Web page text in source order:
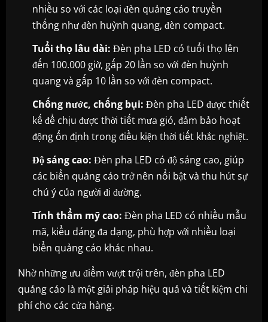
nhiều so với các loại đèn quảng cáo truyền
thống như đèn huỳnh quang, đèn compact.
Tuổi thọ lâu dài: Đèn pha LED có tuổi thọ lên
đến 100.000 giờ, gấp 20 lần so với đèn huỳnh
quang và gấp 10 lần so với đèn compact.
Chống nước, chống bụi: Đèn pha LED được thiết
kế để chịu được thời tiết mưa gió, đảm bảo hoạt
động ổn định trong điều kiện thời tiết khắc nghiệt.
Độ sáng cao: Đèn pha LED có độ sáng cao, giúp
các biển quảng cáo trở nên nổi bật và thu hút sự
chú ý của người đi đường.
Tính thẩm mỹ cao: Đèn pha LED có nhiều mẫu
mã, kiểu dáng đa dạng, phù hợp với nhiều loại
biển quảng cáo khác nhau.
Nhờ những ưu điểm vượt trội trên, đèn pha LED
quảng cáo là một giải pháp hiệu quả và tiết kiệm chi
phí cho các cửa hàng.